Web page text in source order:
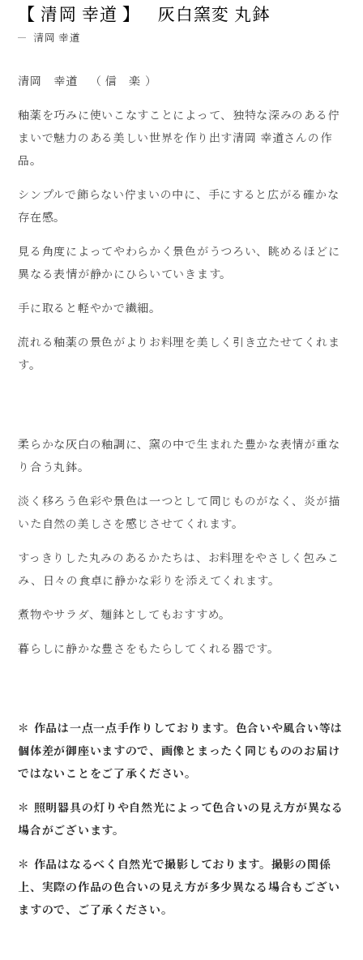
【 清岡 幸道 】 灰白窯変 丸鉢
清岡 幸道
清岡 幸道 （ 信 楽 ）
釉薬を巧みに使いこなすことによって、独特な深みのある佇
まいで魅力のある美しい世界を作り出す清岡 幸道さんの作
品。
シンプルで飾らない佇まいの中に、手にすると広がる確かな
存在感。
見る角度によってやわらかく景色がうつろい、眺めるほどに
異なる表情が静かにひらいていきます。
手に取ると軽やかで繊細。
流れる釉薬の景色がよりお料理を美しく引き立たせてくれま
す。
柔らかな灰白の釉調に、窯の中で生まれた豊かな表情が重な
り合う丸鉢。
淡く移ろう色彩や景色は一つとして同じものがなく、炎が描
いた自然の美しさを感じさせてくれます。
すっきりした丸みのあるかたちは、お料理をやさしく包みこ
み、日々の食卓に静かな彩りを添えてくれます。
煮物やサラダ、麺鉢としてもおすすめ。
暮らしに静かな豊さをもたらしてくれる器です。
＊ 作品は一点一点手作りしております。色合いや風合い等は
個体差が御座いますので、画像とまったく同じもののお届け
ではないことをご了承ください。
＊ 照明器具の灯りや自然光によって色合いの見え方が異なる
場合がございます。
＊ 作品はなるべく自然光で撮影しております。撮影の関係
上、実際の作品の色合いの見え方が多少異なる場合もござい
ますので、ご了承ください。